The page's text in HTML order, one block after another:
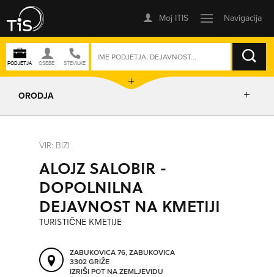
ISKANJE
ORODJA
IZRIŠI POT
POŠLJI SMS
ORODJA
VIR: BIZI
ALOJZ SALOBIR -
DOPOLNILNA
DEJAVNOST NA KMETIJI
TURISTIČNE KMETIJE
ZABUKOVICA 76, ZABUKOVICA
3302 GRIŽE
IZRIŠI POT NA ZEMLJEVIDU